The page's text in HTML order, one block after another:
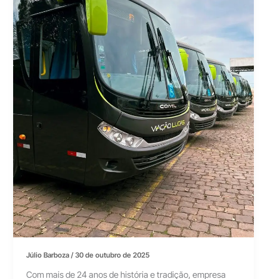
Júlio Barboza/30 de outubro de 2025
Com mais de 24 anos de história e tradição, empresa